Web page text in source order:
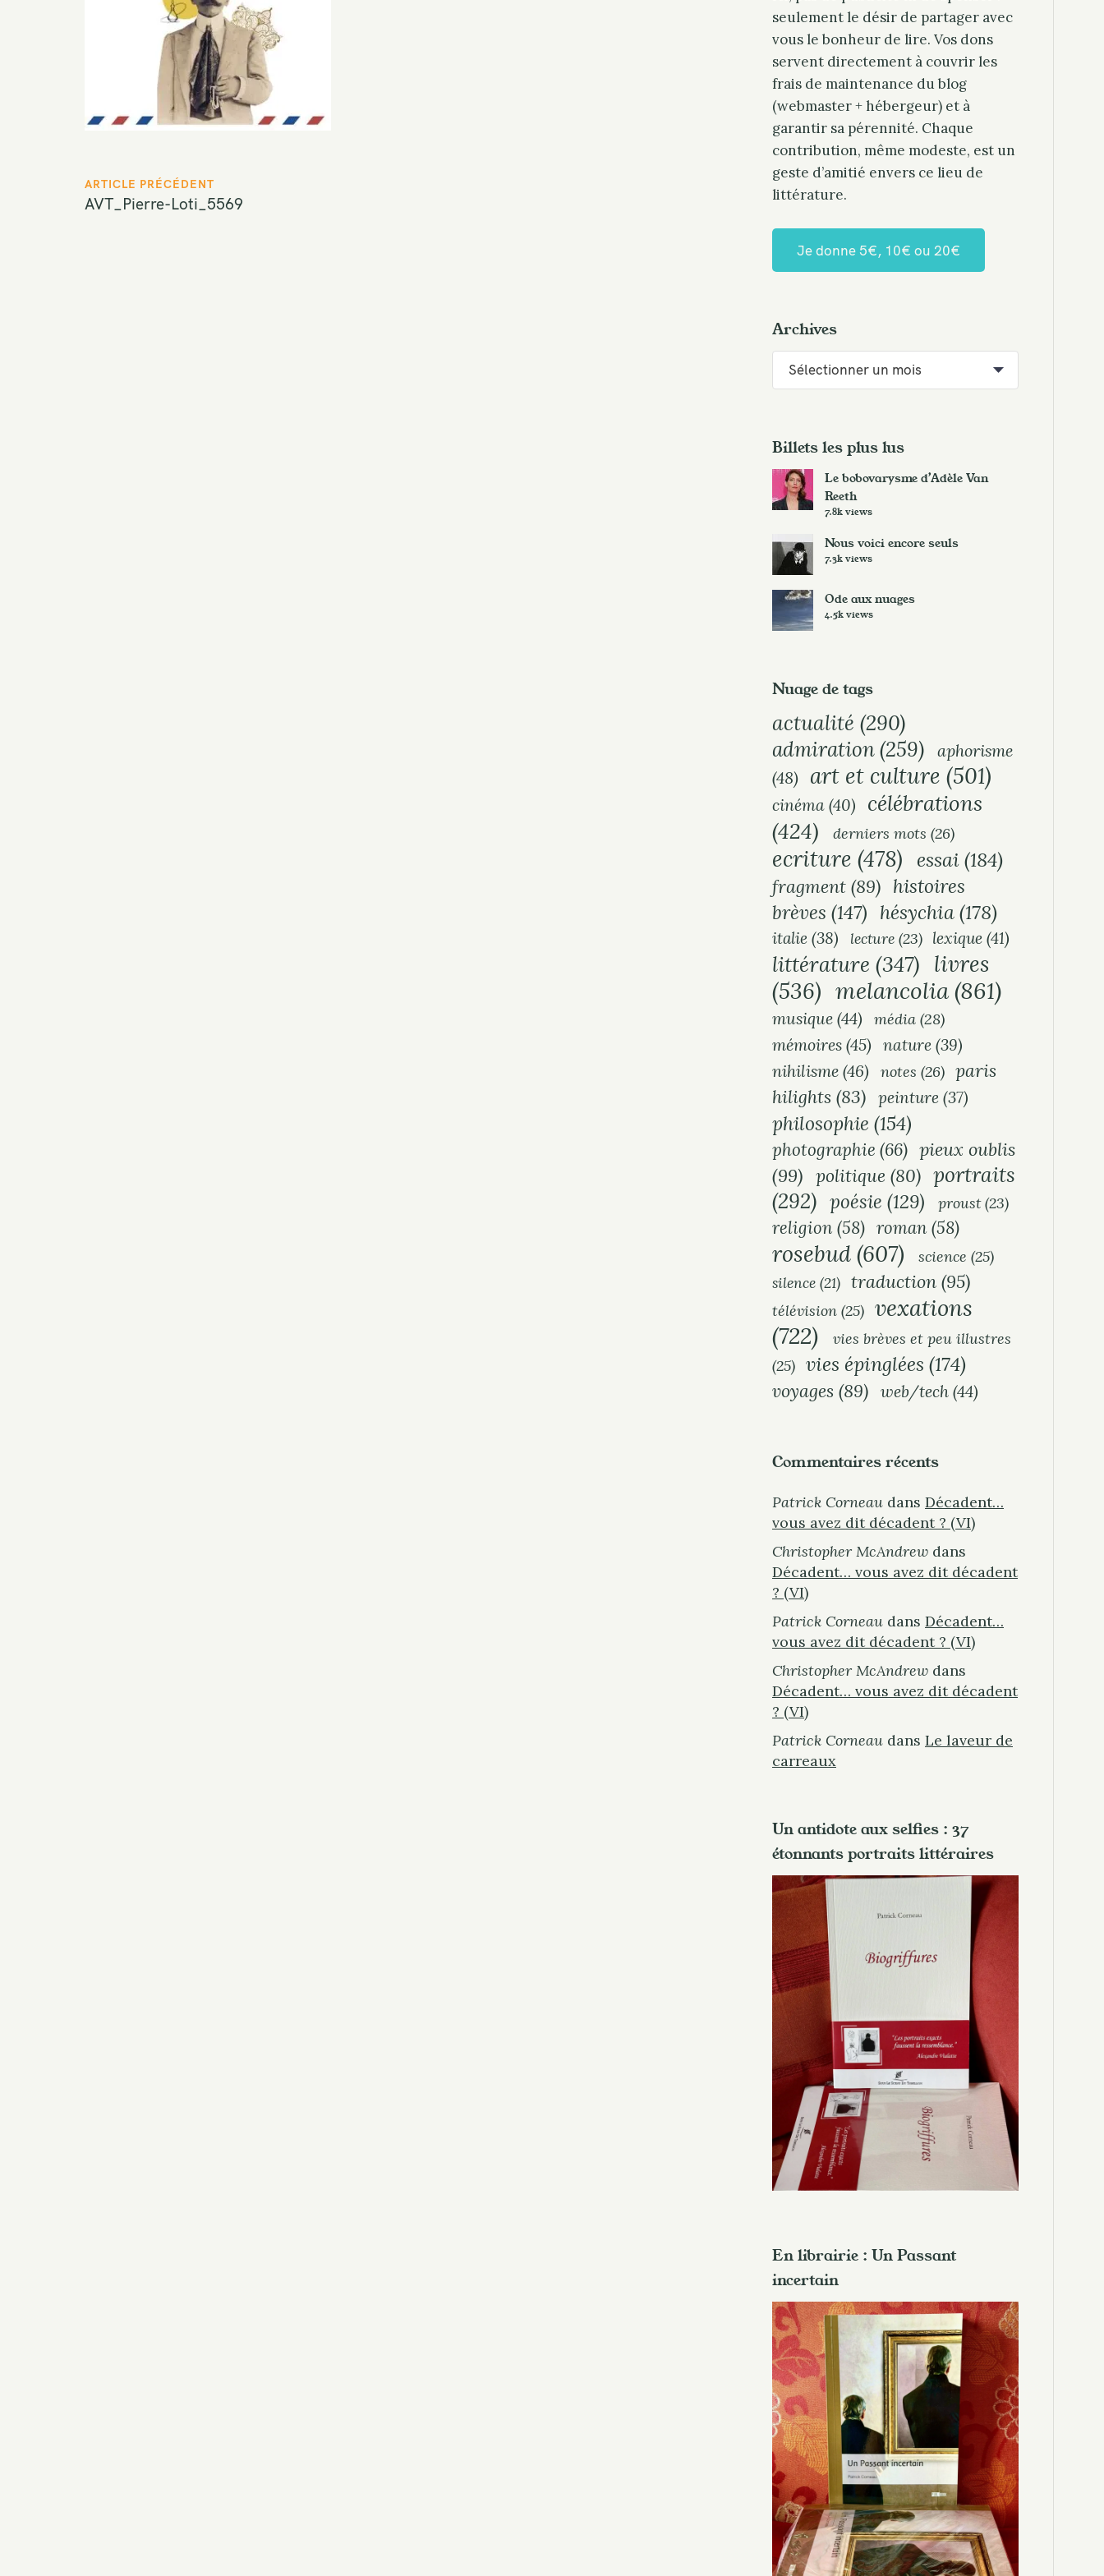
P
o
ARTICLE PRÉCÉDENT
AVT_Pierre-Loti_5569
seulement le désir de partager avec
vous le bonheur de lire. Vos dons
servent directement à couvrir les
frais de maintenance du blog
(webmaster + hébergeur) et à
garantir sa pérennité. Chaque
contribution, même modeste, est un
geste d’amitié envers ce lieu de
littérature.
Je donne 5€, 10€ ou 20€
Archives
i
s
Billets les plus lus
Le bobovarysme d’Adèle Van
Reeth
7.8k views
Nous voici encore seuls
7.3k views
Ode aux nuages
4.5k views
Nuage de tags
actualité (290)
admiration(259)
aphorisme
(48) art et culture (501)
cinéma (40)
célébrations
(424)
derniers mots (26)
ecriture (478) essai (184)
fragment (89) histoires
brèves (147) hésychia (178)
italie (38) lecture(23) lexique (41)
littérature (347) livres
(536) melancolia(861)
musique (44) média(28)
mémoires (45) nature(39)
nihilisme (46) notes (26) paris
hilights (83) peinture(37)
philosophie (154)
photographie (66) pieux oublis
(99) politique (80) portraits
(292) poésie (129) proust(23)
religion (58) roman (58)
rosebud (607) science (25)
silence (21) traduction(95)
télévision (25) vexations
(722)
vies brèves et peu illustres
(25) vies épinglées (174)
voyages (89) web/tech(44)
Commentaires récents
Patrick Corneau dans Décadent…
vous avez dit décadent ? (VI)
Christopher McAndrew dans
Décadent… vous avez dit décadent
? (VI)
Patrick Corneau dans Décadent…
vous avez dit décadent ? (VI)
Christopher McAndrew dans
Décadent… vous avez dit décadent
? (VI)
Patrick Corneau dans Le laveur de
carreaux
Un antidote aux selfies : 37
étonnants portraits littéraires
En librairie : Un Passant
incertain